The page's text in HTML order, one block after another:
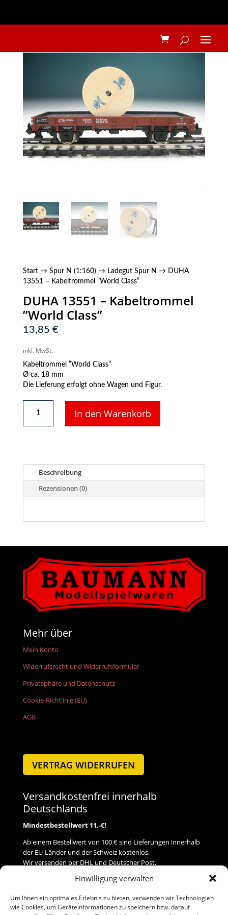
Einwilligung verwalten
Um Ihnen ein optimales Erlebnis zu bieten, verwenden wir Technologien
wie Cookies, um Geräteinformationen zu speichern bzw. darauf
Start→ Spur N (1:160)→ Ladegut Spur N → DUHA
13551 – Kabeltrommel ”World Class”
DUHA 13551 – Kabeltrommel
”World Class”
13,85 €
inkl. MwSt.
Kabeltrommel ”World Class”
Ø ca. 18 mm
Die Lieferung erfolgt ohne Wagen und Figur.
13551
-
Menge
In den Warenkorb
Beschreibung
Rezensionen (0)
Mehr über
Mein Konto
Widerrufsrecht und Widerrufsformular
Privatsphäre und Datenschutz
Cookie-Richtlinie (EU)
AGB
VERTRAG WIDERRUFEN
Versandkostenfrei innerhalb
Deutschlands
Mindestbestellwert 11,-€!
Ab einem Bestellwert von 100 € sind Lieferungen innerhalb
der EU-Länder und der Schweiz kostenlos.
Wir versenden per DHL und Deutscher Post.
Versand
Zahlung